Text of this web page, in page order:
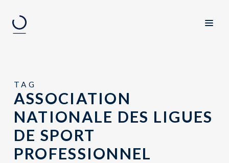
TAG
ASSOCIATION
NATIONALE DES LIGUES
DE SPORT
PROFESSIONNEL